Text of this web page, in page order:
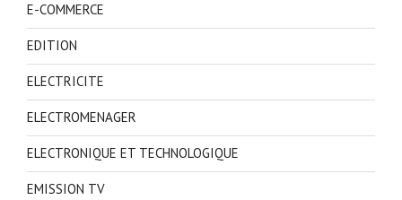
E-COMMERCE
EDITION
ELECTRICITE
ELECTROMENAGER
ELECTRONIQUE ET TECHNOLOGIQUE
EMISSION TV